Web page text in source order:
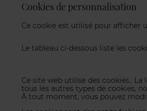
Cookies de personnalisation
Ce cookie est utilisé pour afficher
Le tableau ci-dessous liste les
Ce site web utilise des cookies..
tous les autres types de cookies,
À tout moment, vous pouvez